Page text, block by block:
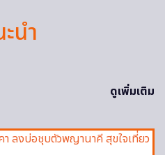
นำ
ดูเพิ่มเติม